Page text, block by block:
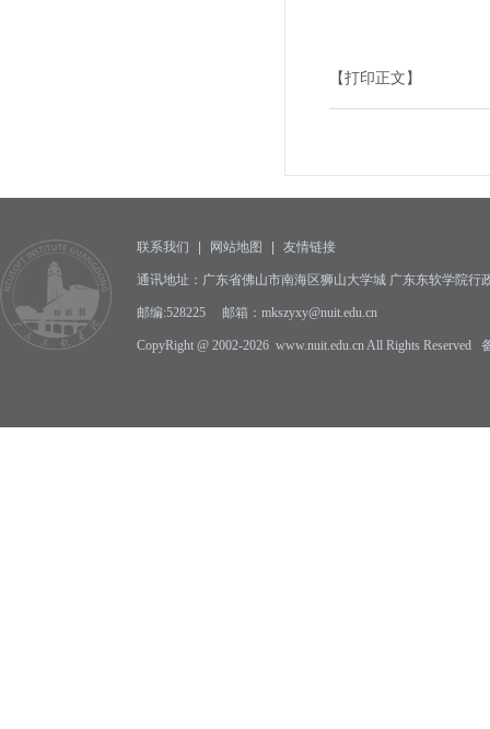
【打印正文】
联系我们 网站地图 友情链接
通讯地址：广东省佛山市南海区狮山大学城 广东东软学院行
邮编:528225 邮箱：mkszyxy@nuit.edu.cn
CopyRight @ 2002-2026 www.nuit.edu.cn All Rights Reserved